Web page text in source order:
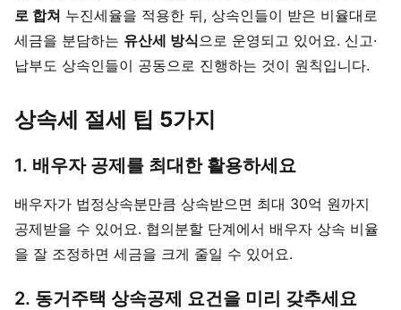
로 합쳐 누진세율을 적용한 뒤, 상속인들이 받은 비율대로
세금을 분담하는 유산세 방식으로 운영되고 있어요. 신고·
납부도 상속인들이 공동으로 진행하는 것이 원칙입니다.
상속세 절세 팁 5가지
1. 배우자 공제를 최대한 활용하세요
배우자가 법정상속분만큼 상속받으면 최대 30억 원까지
공제받을 수 있어요. 협의분할 단계에서 배우자 상속 비율
을 잘 조정하면 세금을 크게 줄일 수 있어요.
2. 동거주택 상속공제 요건을 미리 갖추세요